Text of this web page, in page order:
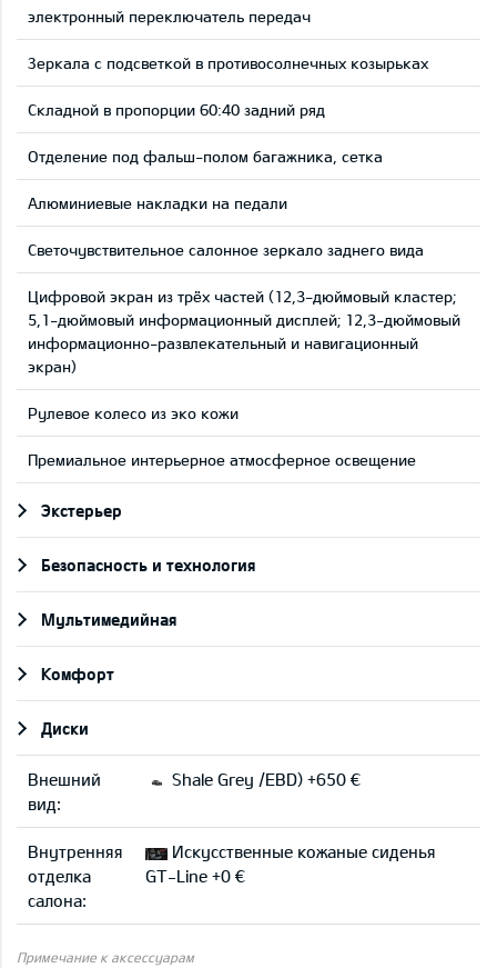
электронный переключатель передач
Зеркала с подсветкой в противосолнечных козырьках
Складной в пропорции 60:40 задний ряд
Отделение под фальш-полом багажника, сетка
Aлюминиевые накладки на педали
Светочувствительное салонное зеркало заднего вида
Цифровой экран из трёх частей (12,3-дюймовый кластер;
5,1-дюймовый информационный дисплей; 12,3-дюймовый
информационно-развлекательный и навигационный
экран)
Рулевое колесо из эко кожи
Премиальное интерьерное атмосферное освещение
Экстерьер
Безопасность и технология
Мультимедийная
Комфорт
Диски
Внешний
вид:
Shale Grey /EBD) +650 €
Внутренняя
отделка
салона:
Искусственные кожаные сиденья
GT-Line +0 €
Примечание к аксессуарам